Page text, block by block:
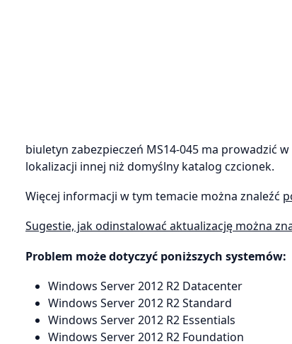
biuletyn zabezpieczeń MS14-045 ma prowadzić
lokalizacji innej niż domyślny katalog czcionek.
Więcej informacji w tym temacie można znaleźć
Sugestie, jak odinstalować aktualizację można
Problem może dotyczyć poniższych systemów:
Windows Server 2012 R2 Datacenter
Windows Server 2012 R2 Standard
Windows Server 2012 R2 Essentials
Windows Server 2012 R2 Foundation